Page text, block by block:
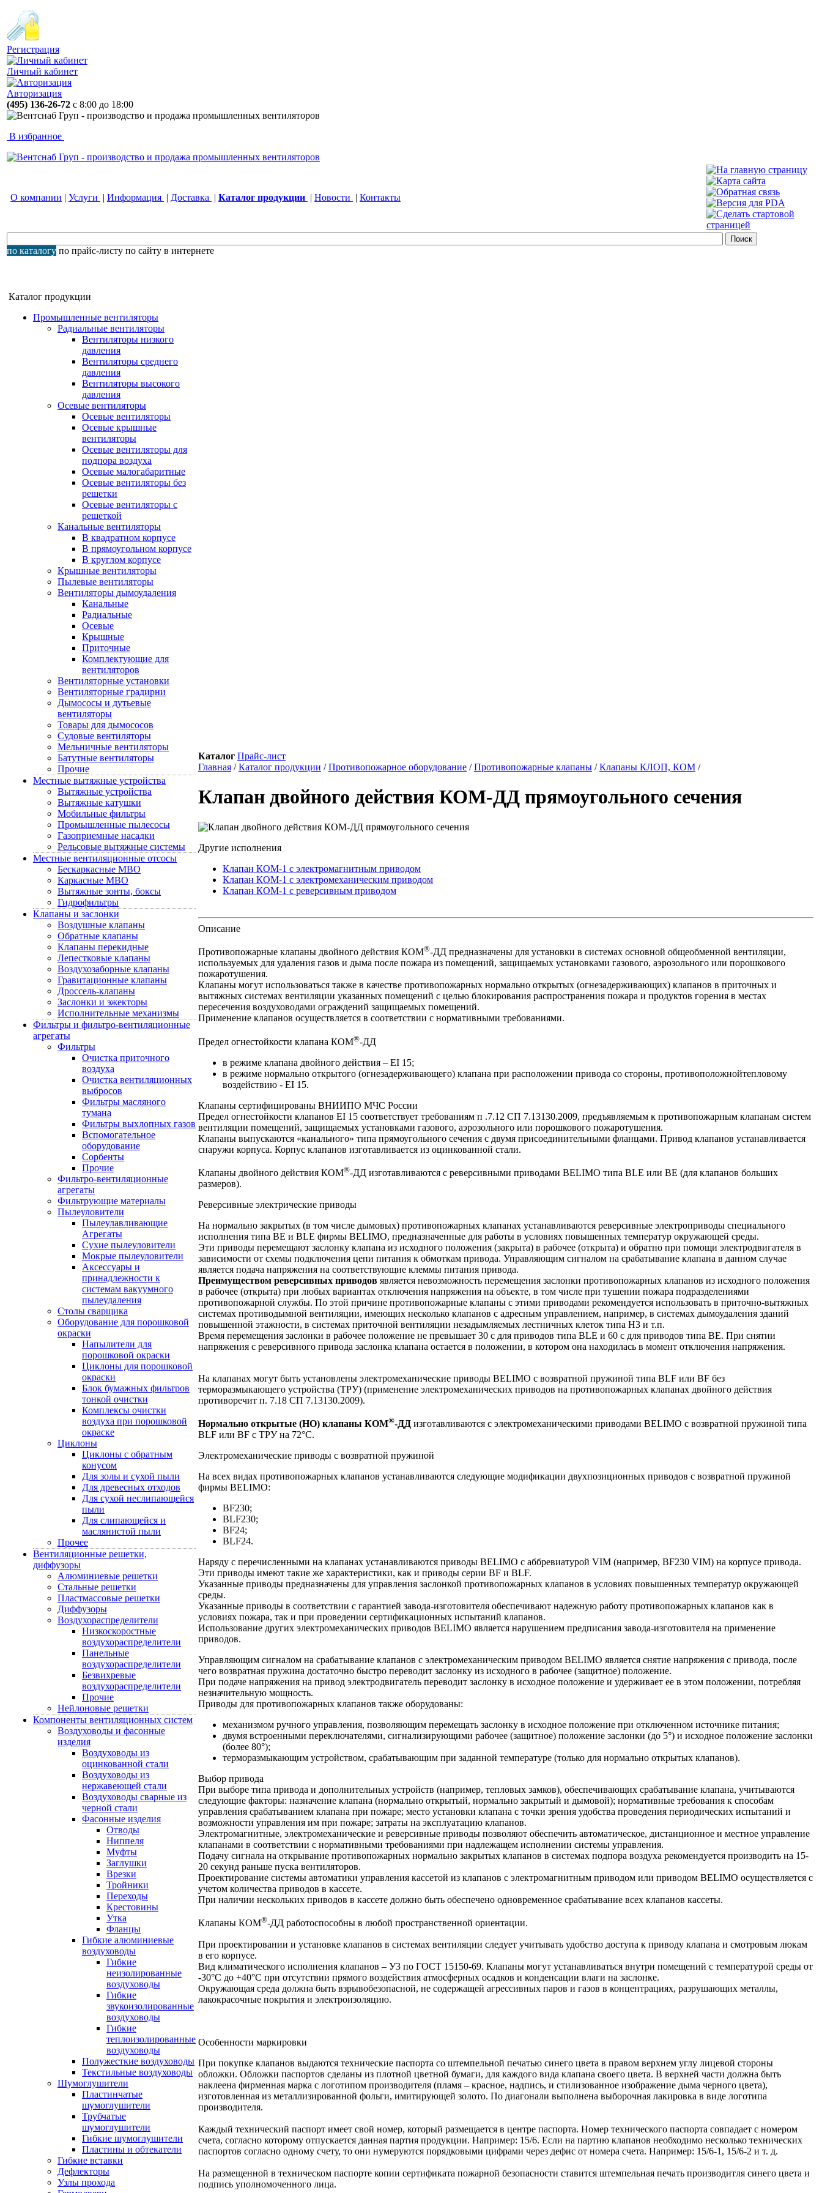
Регистрация
Личный кабинет
Авторизация
(495) 136-26-72 с 8:00 до 18:00
В избранное
О компании | Услуги | Информация | Доставка | Каталог продукции | Новости | Контакты
по каталогу по прайс-листу по сайту в интернете
Каталог продукции
Промышленные вентиляторы
Радиальные вентиляторы
Вентиляторы низкого
давления
Вентиляторы среднего
давления
Вентиляторы высокого
давления
Осевые вентиляторы
Осевые вентиляторы
Осевые крышные
вентиляторы
Осевые вентиляторы для
подпора воздуха
Осевые малогабаритные
Осевые вентиляторы без
решетки
Осевые вентиляторы с
решеткой
Канальные вентиляторы
В квадратном корпусе
В прямоугольном корпусе
В круглом корпусе
Крышные вентиляторы
Пылевые вентиляторы
Вентиляторы дымоудаления
Канальные
Радиальные
Осевые
Крышные
Приточные
Комплектующие для
вентиляторов
Вентиляторные установки
Вентиляторные градирни
Дымососы и дутьевые
вентиляторы
Товары для дымососов
Судовые вентиляторы
Мельничные вентиляторы
Батутные вентиляторы
Прочие
Местные вытяжные устройства
Вытяжные устройства
Вытяжные катушки
Мобильные фильтры
Промышленные пылесосы
Газоприемные насадки
Рельсовые вытяжные системы
Местные вентиляционные отсосы
Бескаркасные МВО
Каркасные МВО
Вытяжные зонты, боксы
Гидрофильтры
Клапаны и заслонки
Воздушные клапаны
Обратные клапаны
Клапаны перекидные
Лепестковые клапаны
Воздухозаборные клапаны
Гравитационные клапаны
Дроссель-клапаны
Заслонки и эжекторы
Исполнительные механизмы
Фильтры и фильтро-вентиляционные
агрегаты
Фильтры
Очистка приточного
воздуха
Очистка вентиляционных
выбросов
Фильтры масляного
тумана
Фильтры выхлопных газов
Вспомогательное
оборудование
Сорбенты
Прочие
Фильтро-вентиляционные
агрегаты
Фильтрующие материалы
Пылеуловители
Пылеулавливающие
Агрегаты
Сухие пылеуловители
Мокрые пылеуловители
Аксессуары и
принадлежности к
системам вакуумного
пылеудаления
Столы сварщика
Оборудование для порошковой
окраски
Напылители для
порошковой окраски
Циклоны для порошковой
окраски
Блок бумажных фильтров
тонкой очистки
Комплексы очистки
воздуха при порошковой
окраске
Циклоны
Циклоны с обратным
конусом
Для золы и сухой пыли
Для древесных отходов
Для сухой неслипающейся
пыли
Для слипающейся и
маслянистой пыли
Прочее
Вентиляционные решетки,
диффузоры
Алюминиевые решетки
Стальные решетки
Пластмассовые решетки
Диффузоры
Воздухораспределители
Низкоскоростные
воздухораспределители
Панельные
воздухораспределители
Безвихревые
воздухораспределители
Прочие
Нейлоновые решетки
Компоненты вентиляционных систем
Воздуховоды и фасонные
изделия
Воздуховоды из
оцинкованной стали
Воздуховоды из
нержавеющей стали
Воздуховоды сварные из
черной стали
Фасонные изделия
Отводы
Ниппеля
Муфты
Заглушки
Врезки
Тройники
Переходы
Крестовины
Утка
Фланцы
Гибкие алюминиевые
воздуховоды
Гибкие
неизолированные
воздуховоды
Гибкие
звукоизолированные
воздуховоды
Гибкие
теплоизолированные
воздуховоды
Полужесткие воздуховоды
Текстильные воздуховоды
Шумоглушители
Пластинчатые
шумоглушители
Трубчатые
шумоглушители
Гибкие шумоглушители
Пластины и обтекатели
Гибкие вставки
Дефлекторы
Узлы прохода
Каталог Прайс-лист
Главная /Каталог продукции /Противопожарное оборудование /Противопожарные клапаны /Клапаны КЛОП, КОМ /
Клапан двойного действия КОМ-ДД прямоугольного сечения
Другие исполнения
Клапан КОМ-1 с электромагнитным приводом
Клапан КОМ-1 с электромеханическим приводом
Клапан КОМ-1 с реверсивным приводом
Описание
Противопожарные клапаны двойного действия КОМ®-ДД предназначены для установки в системах основной общеобменной вентиляции,
используемых для удаления газов и дыма после пожара из помещений, защищаемых установками газового, аэрозольного или порошкового
пожаротушения.
Клапаны могут использоваться также в качестве противопожарных нормально открытых (огнезадерживающих) клапанов в приточных и
вытяжных системах вентиляции указанных помещений с целью блокирования распространения пожара и продуктов горения в местах
пересечения воздуховодами ограждений защищаемых помещений.
Применение клапанов осуществляется в соответствии с нормативными требованиями.
Предел огнестойкости клапана КОМ®-ДД
в режиме клапана двойного действия – EI 15;
в режиме нормально открытого (огнезадерживающего) клапана при расположении привода со стороны, противоположнойтепловому
воздействию - EI 15.
Клапаны сертифицированы ВНИИПО МЧС России
Предел огнестойкости клапанов EI 15 соответствует требованиям п .7.12 СП 7.13130.2009, предъявляемым к противопожарным клапанам систем
вентиляции помещений, защищаемых установками газового, аэрозольного или порошкового пожаротушения.
Клапаны выпускаются «канального» типа прямоугольного сечения с двумя присоединительными фланцами. Привод клапанов устанавливается
снаружи корпуса. Корпус клапанов изготавливается из оцинкованной стали.
Клапаны двойного действия КОМ®-ДД изготавливаются с реверсивными приводами BELIMO типа BLE или BE (для клапанов больших
размеров).
Реверсивные электрические приводы
На нормально закрытых (в том числе дымовых) противопожарных клапанах устанавливаются реверсивные электроприводы специального
исполнения типа BE и BLE фирмы BELIMO, предназначенные для работы в условиях повышенных температур окружающей среды.
Эти приводы перемещают заслонку клапана из исходного положения (закрыта) в рабочее (открыта) и обратно при помощи электродвигателя в
зависимости от схемы подключения цепи питания к обмоткам привода. Управляющим сигналом на срабатывание клапана в данном случае
является подача напряжения на соответствующие клеммы питания привода.
Преимуществом реверсивных приводов является невозможность перемещения заслонки противопожарных клапанов из исходного положения
в рабочее (открыта) при любых вариантах отключения напряжения на объекте, в том числе при тушении пожара подразделениями
противопожарной службы. По этой причине противопожарные клапаны с этими приводами рекомендуется использовать в приточно-вытяжных
системах противодымной вентиляции, имеющих несколько клапанов с адресным управлением, например, в системах дымоудаления зданий
повышенной этажности, в системах приточной вентиляции незадымляемых лестничных клеток типа Н3 и т.п.
Время перемещения заслонки в рабочее положение не превышает 30 с для приводов типа BLE и 60 с для приводов типа ВЕ. При снятии
напряжения с реверсивного привода заслонка клапана остается в положении, в котором она находилась в момент отключения напряжения.
На клапанах могут быть установлены электромеханические приводы BELIMO с возвратной пружиной типа BLF или BF без
терморазмыкающего устройства (ТРУ) (применение электромеханических приводов на противопожарных клапанах двойного действия
противоречит п. 7.18 СП 7.13130.2009).
Нормально открытые (НО) клапаны КОМ®-ДД изготавливаются с электромеханическими приводами BELIMO с возвратной пружиной типа
BLF или BF с ТРУ на 72°С.
Электромеханические приводы с возвратной пружиной
На всех видах противопожарных клапанов устанавливаются следующие модификации двухпозиционных приводов с возвратной пружиной
фирмы BELIMO:
BF230;
BLF230;
BF24;
BLF24.
Наряду с перечисленными на клапанах устанавливаются приводы BELIMO с аббревиатурой VIM (например, BF230 VIM) на корпусе привода.
Эти приводы имеют такие же характеристики, как и приводы серии BF и BLF.
Указанные приводы предназначены для управления заслонкой противопожарных клапанов в условиях повышенных температур окружающей
среды.
Указанные приводы в соответствии с гарантией завода-изготовителя обеспечивают надежную работу противопожарных клапанов как в
условиях пожара, так и при проведении сертификационных испытаний клапанов.
Использование других электромеханических приводов BELIMO является нарушением предписания завода-изготовителя на применение
приводов.
Управляющим сигналом на срабатывание клапанов с электромеханическим приводом BELIMO является снятие напряжения с привода, после
чего возвратная пружина достаточно быстро переводит заслонку из исходного в рабочее (защитное) положение.
При подаче напряжения на привод электродвигатель переводит заслонку в исходное положение и удерживает ее в этом положении, потребляя
незначительную мощность.
Приводы для противопожарных клапанов также оборудованы:
механизмом ручного управления, позволяющим перемещать заслонку в исходное положение при отключенном источнике питания;
двумя встроенными переключателями, сигнализирующими рабочее (защитное) положение заслонки (до 5°) и исходное положение заслонки
(более 80°);
терморазмыкающим устройством, срабатывающим при заданной температуре (только для нормально открытых клапанов).
Выбор привода
При выборе типа привода и дополнительных устройств (например, тепловых замков), обеспечивающих срабатывание клапана, учитываются
следующие факторы: назначение клапана (нормально открытый, нормально закрытый и дымовой); нормативные требования к способам
управления срабатыванием клапана при пожаре; место установки клапана с точки зрения удобства проведения периодических испытаний и
возможности управления им при пожаре; затраты на эксплуатацию клапанов.
Электромагнитные, электромеханические и реверсивные приводы позволяют обеспечить автоматическое, дистанционное и местное управление
клапанами в соответствии с нормативными требованиями при надлежащем исполнении системы управления.
Подачу сигнала на открывание противопожарных нормально закрытых клапанов в системах подпора воздуха рекомендуется производить на 15-
20 секунд раньше пуска вентиляторов.
Проектирование системы автоматики управления кассетой из клапанов с электромагнитным приводом или приводом BELIMO осуществляется с
учетом количества приводов в кассете.
При наличии нескольких приводов в кассете должно быть обеспечено одновременное срабатывание всех клапанов кассеты.
Клапаны КОМ®-ДД работоспособны в любой пространственной ориентации.
При проектировании и установке клапанов в системах вентиляции следует учитывать удобство доступа к приводу клапана и смотровым люкам
в его корпусе.
Вид климатического исполнения клапанов – У3 по ГОСТ 15150-69. Клапаны могут устанавливаться внутри помещений с температурой среды от
-30°C до +40°С при отсутствии прямого воздействия атмосферных осадков и конденсации влаги на заслонке.
Окружающая среда должна быть взрывобезопасной, не содержащей агрессивных паров и газов в концентрациях, разрушающих металлы,
лакокрасочные покрытия и электроизоляцию.
Особенности маркировки
При покупке клапанов выдаются технические паспорта со штемпельной печатью синего цвета в правом верхнем углу лицевой стороны
обложки. Обложки паспортов сделаны из плотной цветной бумаги, для каждого вида клапана своего цвета. В верхней части должна быть
наклеена фирменная марка с логотипом производителя (пламя – красное, надпись, и стилизованное изображение дыма черного цвета),
изготовленная из металлизированной фольги, имитирующей золото. По диагонали выполнена выборочная лакировка в виде логотипа
производителя.
Каждый технический паспорт имеет свой номер, который размещается в центре паспорта. Номер технического паспорта совпадает с номером
счета, согласно которому отпускается данная партия продукции. Например: 15/6. Если на партию клапанов необходимо несколько технических
паспортов согласно одному счету, то они нумеруются порядковыми цифрами через дефис от номера счета. Например: 15/6-1, 15/6-2 и т. д.
На размещенной в техническом паспорте копии сертификата пожарной безопасности ставится штемпельная печать производитля синего цвета и
подпись уполномоченного лица.